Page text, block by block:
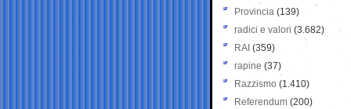
Provincia (139)
radici e valori (3.682)
RAI (359)
rapine (37)
Razzismo (1.410)
Referendum (200)